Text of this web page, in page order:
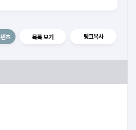
츠 목록 보기 링크복사